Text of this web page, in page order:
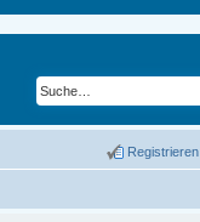
Registrieren